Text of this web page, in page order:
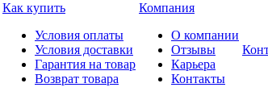
Как купить
Условия оплаты
Условия доставки
Гарантия на товар
Возврат товара
Компания
О компании
Отзывы
Карьера
Контакты